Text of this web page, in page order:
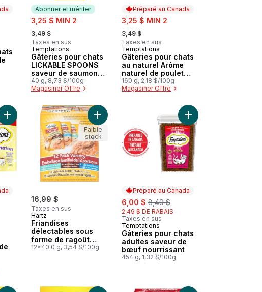
Abonner et mériter
sale:
3,25 $ MIN 2
, formerly:
3,49 $
Taxes en sus
Abonner et mériter
Temptations
Gâteries pour chats
LICKABLE SPOONS
saveur de saumon
savoureux et de thon
délicieux
40 g, 8,73 $/100g
Magasiner Offre
Préparé au Canada
sale:
3,25 $ MIN 2
, formerly:
3,49 $
Taxes en sus
Préparé au Canada
Temptations
Gâteries pour chats
au naturel Arôme
naturel de poulet
fermier
160 g, 2,18 $/100g
Magasiner Offre
au panier
Held Lickable Treat de avec vrais flocons l herbe du chat au panier
Ajouter Gâteries pour chatons saveur de poulet et de lait au panier
16,99 $
Taxes en sus
Hartz
Friandises
délectables sous
forme de ragoût
pour chats
12x40.0 g, 3,54 $/100g
Ajouter Friandises délectables sous forme de
Faible
stock
Préparé au Canada
sale:
6,00 $ , formerly:
8,49 $
2,49 $ DE RABAIS
Taxes en sus
Préparé au Canada
Temptations
Gâteries pour chats
adultes saveur de
bœuf nourrissant
454 g, 1,32 $/100g
Ajouter Gâteries